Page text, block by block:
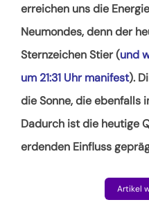
erreichen uns die
Neumondes, denn der
Sternzeichen Stier (und
um 21:31 Uhr manifest).
die Sonne, die ebenfalls
Dadurch ist die heutige
erdenden Einfluss
Artikel